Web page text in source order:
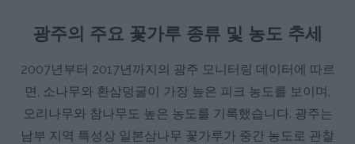
광주의 주요 꽃가루 종류 및 농도 추세
2007년부터 2017년까지의 광주 모니터링 데이터에 따르
면, 소나무와 환삼덩굴이 가장 높은 피크 농도를 보이며,
오리나무와 참나무도 높은 농도를 기록했습니다. 광주는
남부 지역 특성상 일본삼나무 꽃가루가 중간 농도로 관찰